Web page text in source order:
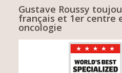
Gustave Roussy
français et 1er centre
oncologie